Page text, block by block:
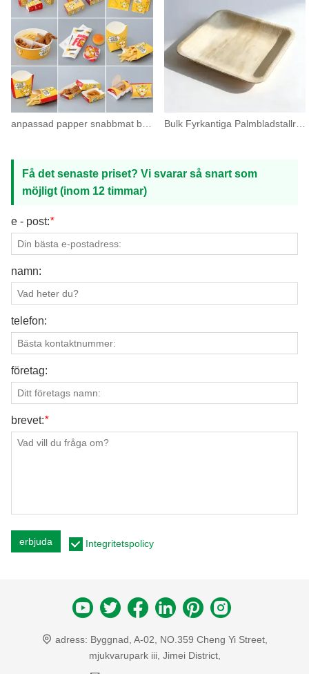
Bulk Fyrkantiga Palmbladstallrikar 4-10 Tum Partihandel
Få det senaste priset? Vi svarar så snart som
möjligt (inom 12 timmar)
e - post:*
namn:
telefon:
företag:
brevet:*
erbjuda Integritetspolicy
adress: Byggnad, A-02, NO.359 Cheng Yi Street,
mjukvarupark iii, Jimei District,